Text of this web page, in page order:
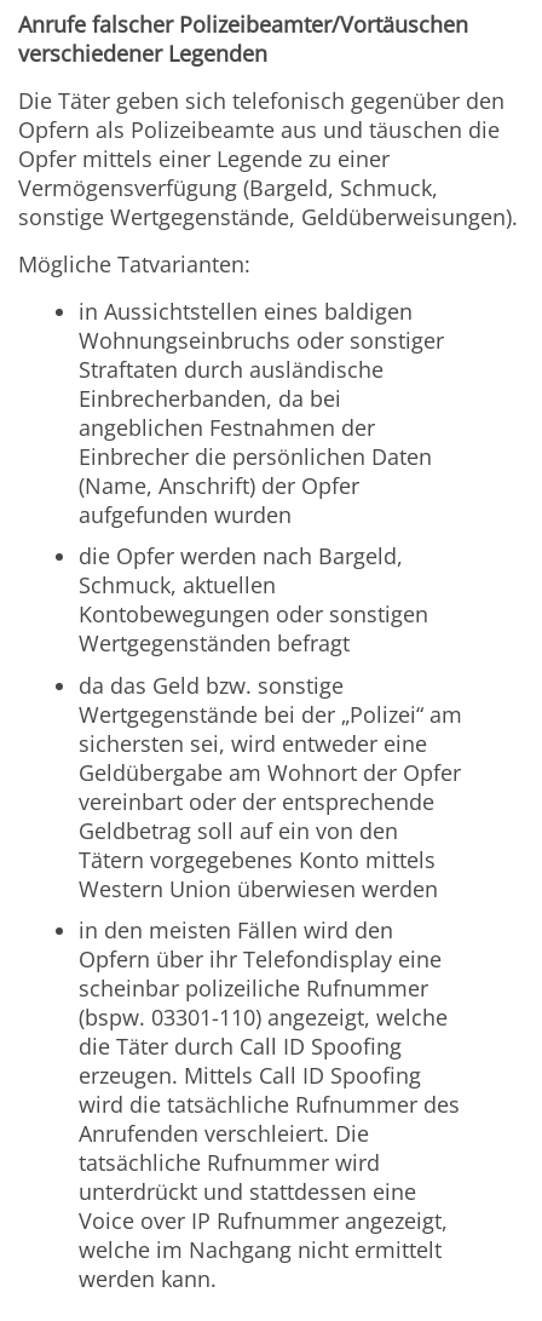
Anrufe falscher Polizeibeamter/Vortäuschen
verschiedener Legenden
Die Täter geben sich telefonisch gegenüber den
Opfern als Polizeibeamte aus und täuschen die
Opfer mittels einer Legende zu einer
Vermögensverfügung (Bargeld, Schmuck,
sonstige Wertgegenstände, Geldüberweisungen).
Mögliche Tatvarianten:
in Aussichtstellen eines baldigen
Wohnungseinbruchs oder sonstiger
Straftaten durch ausländische
Einbrecherbanden, da bei
angeblichen Festnahmen der
Einbrecher die persönlichen Daten
(Name, Anschrift) der Opfer
aufgefunden wurden
die Opfer werden nach Bargeld,
Schmuck, aktuellen
Kontobewegungen oder sonstigen
Wertgegenständen befragt
da das Geld bzw. sonstige
Wertgegenstände bei der „Polizei“ am
sichersten sei, wird entweder eine
Geldübergabe am Wohnort der Opfer
vereinbart oder der entsprechende
Geldbetrag soll auf ein von den
Tätern vorgegebenes Konto mittels
Western Union überwiesen werden
in den meisten Fällen wird den
Opfern über ihr Telefondisplay eine
scheinbar polizeiliche Rufnummer
(bspw. 03301-110) angezeigt, welche
die Täter durch Call ID Spoofing
erzeugen. Mittels Call ID Spoofing
wird die tatsächliche Rufnummer des
Anrufenden verschleiert. Die
tatsächliche Rufnummer wird
unterdrückt und stattdessen eine
Voice over IP Rufnummer angezeigt,
welche im Nachgang nicht ermittelt
werden kann.